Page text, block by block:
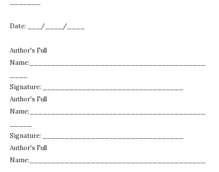
Date: ___/____/____
Author's Full
Name:________________________________________
Signature: ________________________________
Author's Full
Name:________________________________________
Signature: ________________________________
Author's Full
Name:________________________________________